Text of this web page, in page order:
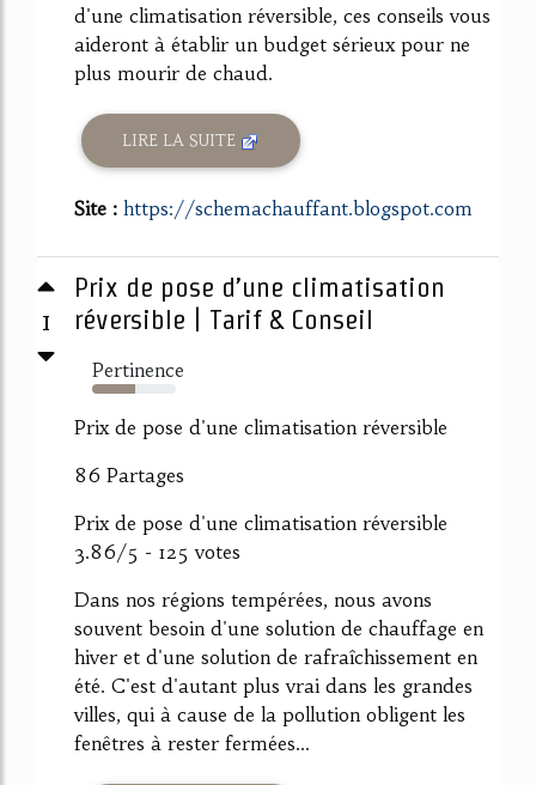
d'une climatisation réversible, ces conseils vous
aideront à établir un budget sérieux pour ne
plus mourir de chaud.
LIRE LA SUITE
Site : https://schemachauffant.blogspot.com
1
Prix de pose d’une climatisation
réversible | Tarif & Conseil
Pertinence
52%
Prix de pose d'une climatisation réversible
86 Partages
Prix de pose d'une climatisation réversible
3.86/5 - 125 votes
Dans nos régions tempérées, nous avons
souvent besoin d'une solution de chauffage en
hiver et d'une solution de rafraîchissement en
été. C'est d'autant plus vrai dans les grandes
villes, qui à cause de la pollution obligent les
fenêtres à rester fermées...